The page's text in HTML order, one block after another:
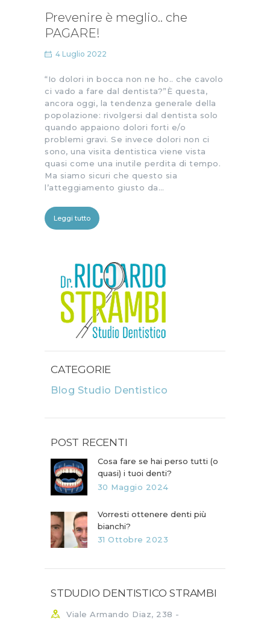
Prevenire è meglio.. che
PAGARE!
4 Luglio 2022
“Io dolori in bocca non ne ho.. che cavolo
ci vado a fare dal dentista?”È questa,
ancora oggi, la tendenza generale della
popolazione: rivolgersi dal dentista solo
quando appaiono dolori forti e/o
problemi gravi. Se invece dolori non ci
sono, una visita dentistica viene vista
quasi come una inutile perdita di tempo.
Ma siamo sicuri che questo sia
l’atteggiamento giusto da…
Leggi tutto
CATEGORIE
Blog Studio Dentistico
POST RECENTI
Cosa fare se hai perso tutti (o
quasi) i tuoi denti?
30 Maggio 2024
Vorresti ottenere denti più
bianchi?
31 Ottobre 2023
STDUDIO DENTISTICO STRAMBI
Viale Armando Diaz, 238 -